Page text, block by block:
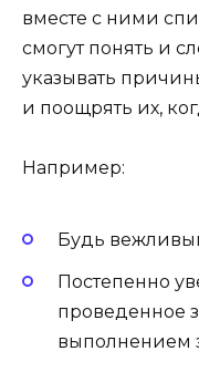
вместе с ними
смогут понять и
указывать
и поощрять их,
Например:
Будь
Постепенно
проведенное
выполнением